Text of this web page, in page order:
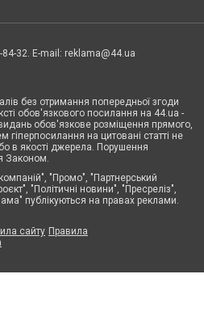
32. E-mail: reklama@44.ua
без отримання попередньої згоди
обов'язкового посилання на 44.ua -
обов'язкове розміщення прямого,
гіперпосилання на цитовані статті не
в якості джерела. Порушення
Законом.
"Промо", "Партнерський
"Політичні новини", "Пресреліз",
публікуються на правах реклами.
сайту Правила